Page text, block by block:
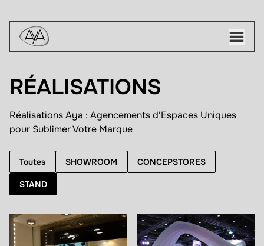
RÉALISATIONS
Réalisations Aya : Agencements d'Espaces Uniques
pour Sublimer Votre Marque
Toutes SHOWROOM CONCEPSTORES
STAND